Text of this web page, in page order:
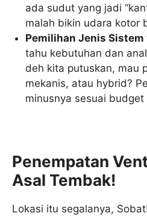
ada sudut yang jadi
malah bikin udara kotor
Pemilihan Jenis Sistem
tahu kebutuhan dan
deh kita putuskan, mau
mekanis, atau hybrid?
minusnya sesuai
Penempatan
Asal Tembak!
Lokasi itu segalanya,